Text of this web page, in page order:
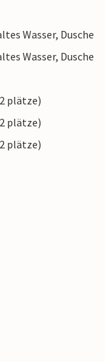
Wasser, Dusche
Wasser, Dusche
plätze)
plätze)
plätze)